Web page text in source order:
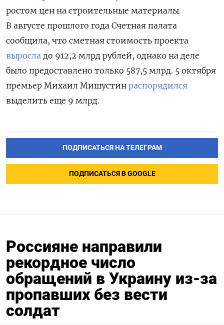
ростом цен на строительные материалы.
В августе прошлого года Счетная палата
сообщила, что сметная стоимость проекта
выросла до 912,2 млрд рублей, однако на деле
было предоставлено только 587,5 млрд. 5 октября
премьер Михаил Мишустин распорядился
выделить еще 9 млрд.
ПОДПИСАТЬСЯ НА ТЕЛЕГРАМ
ПОДПИСАТЬСЯ В GOOGLE
Россияне направили
рекордное число
обращений в Украину из-за
пропавших без вести
солдат